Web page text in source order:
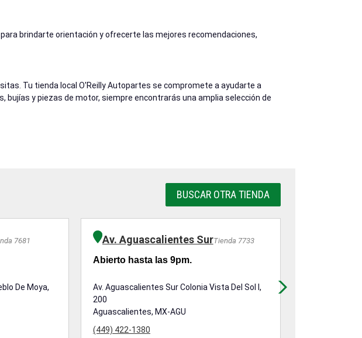
brindarte orientación y ofrecerte las mejores recomendaciones,
Tu tienda local O'Reilly Autopartes se compromete a ayudarte a
bujías y piezas de motor, siempre encontrarás una amplia selección de
BUSCAR OTRA TIENDA
7681
De Moya,
Av. Aguascalientes SurTienda 7733
Abierto hasta las 9pm.
Av. Aguascalientes Sur Colonia Vista Del Sol I,
200
Aguascalientes, MX-AGU
(449) 422-1380